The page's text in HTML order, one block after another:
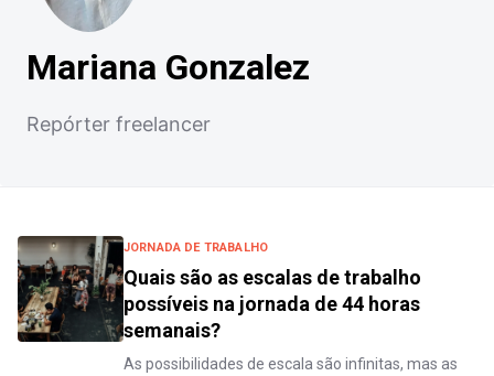
Mariana Gonzalez
Repórter freelancer
JORNADA DE TRABALHO
Quais são as escalas de trabalho
possíveis na jornada de 44 horas
semanais?
As possibilidades de escala são infinitas, mas as